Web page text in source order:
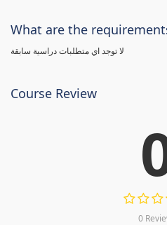
What are the
لا توجد اي متطلبات دراسية سابقة
Course Review
0